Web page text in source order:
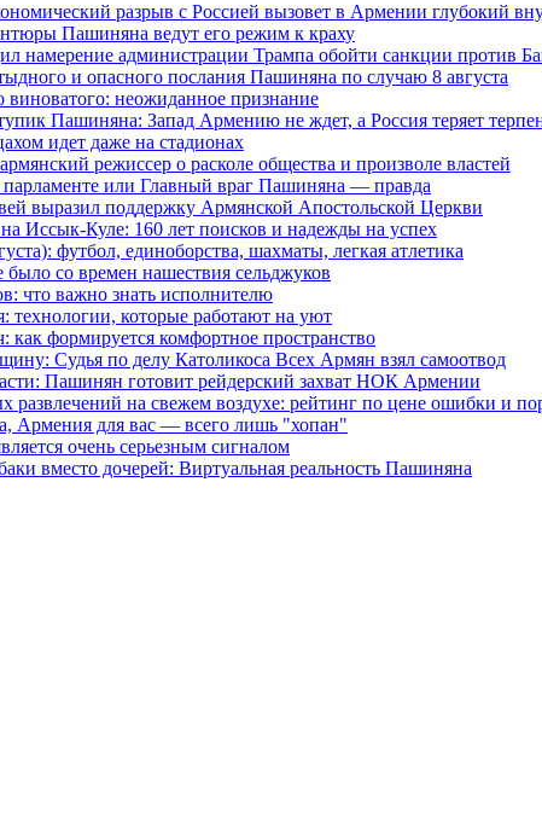
разрыв с Россией вызовет в Армении глубокий
Пашиняна ведут его режим к краху
намерение администрации Трампа обойти санкции против
и опасного послания Пашиняна по случаю 8 августа
неожиданное признание
Пашиняна: Запад Армению не ждет, а Россия теряет
идет даже на стадионах
режиссер о расколе общества и произволе властей
или Главный враг Пашиняна — правда
выразил поддержку Армянской Апостольской Церкви
Иссык-Куле: 160 лет поисков и надежды на успех
футбол, единоборства, шахматы, легкая атлетика
со времен нашествия сельджуков
что важно знать исполнителю
технологии, которые работают на уют
формируется комфортное пространство
Судья по делу Католикоса Всех Армян взял самоотвод
Пашинян готовит рейдерский захват НОК Армении
развлечений на свежем воздухе: рейтинг по цене ошибки и
Армения для вас — всего лишь "хопан"
очень серьезным сигналом
вместо дочерей: Виртуальная реальность Пашиняна